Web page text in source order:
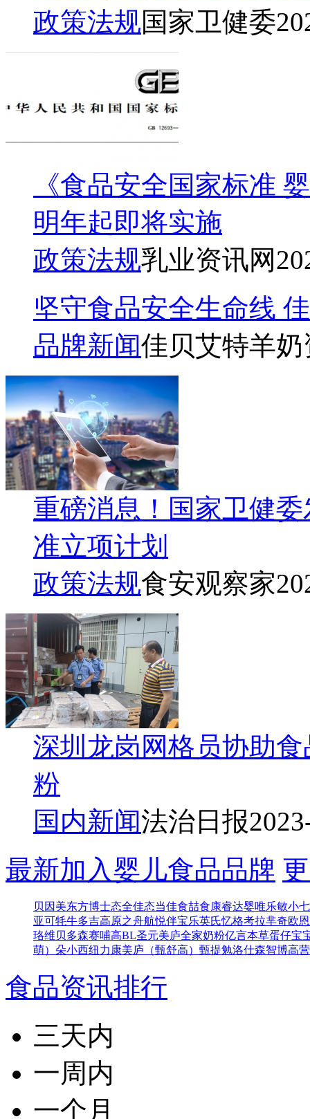
政策法规国家卫健委
《食品安全国家标准
明年起即将实施
政策法规乳业资讯网
坚守食品安全生命线
品牌新闻佳贝艾特羊奶
重磅消息！国家卫健
准立项计划
政策法规食安观察家
深圳龙岗网格员协助
粉
国内新闻法治日报
最新加入婴儿食品品牌
贝因美东方博士态全佳态当佳食喆食康睿达婴唯乐敏小七
亚可牦牛多吉高原之舟航悦伴宝乐英氏忆格考拉芈奇欧
珞维贝多森赛哺高BL圣元美庐全家奶粉亿言本草蛋仔宝
萌） 朵小西纽力康美庐（甄舒高） 甄提勉洛仕森智博高
食品资讯排行
三天内
一周内
一个月